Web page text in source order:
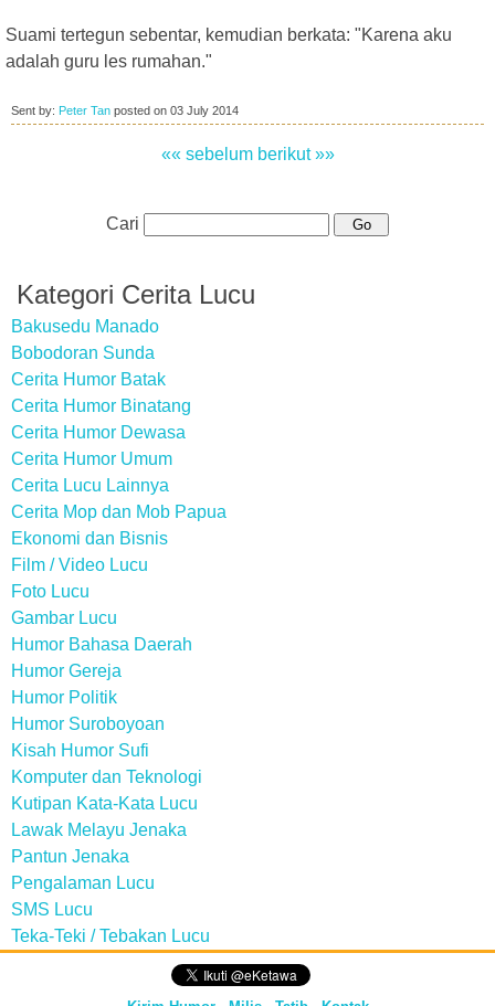
Suami tertegun sebentar, kemudian berkata: "Karena aku
adalah guru les rumahan."
Sent by: Peter Tan posted on 03 July 2014
«« sebelum berikut »»
Cari
Kategori Cerita Lucu
Bakusedu Manado
Bobodoran Sunda
Cerita Humor Batak
Cerita Humor Binatang
Cerita Humor Dewasa
Cerita Humor Umum
Cerita Lucu Lainnya
Cerita Mop dan Mob Papua
Ekonomi dan Bisnis
Film / Video Lucu
Foto Lucu
Gambar Lucu
Humor Bahasa Daerah
Humor Gereja
Humor Politik
Humor Suroboyoan
Kisah Humor Sufi
Komputer dan Teknologi
Kutipan Kata-Kata Lucu
Lawak Melayu Jenaka
Pantun Jenaka
Pengalaman Lucu
SMS Lucu
Teka-Teki / Tebakan Lucu